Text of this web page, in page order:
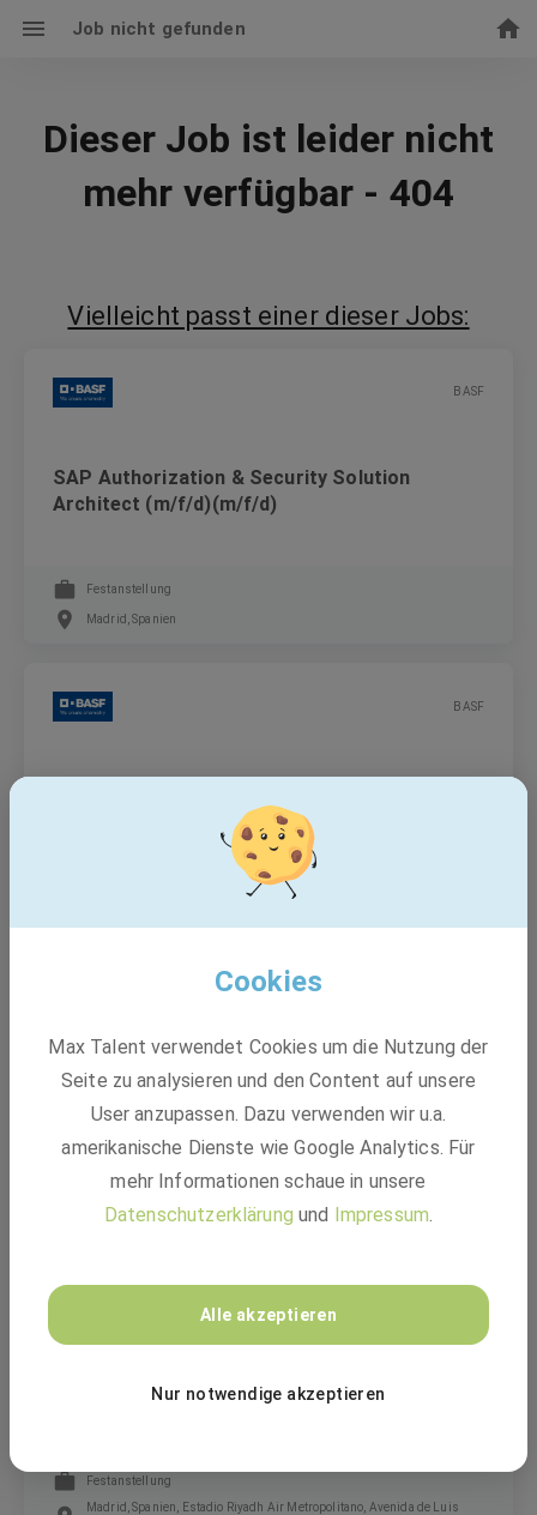
Job nicht gefunden
Dieser Job ist leider nicht
mehr verfügbar - 404
Vielleicht passt einer dieser Jobs:
BASF
SAP Authorization & Security Solution
Architect (m/f/d)(m/f/d)
Festanstellung
Madrid, Spanien
BASF
Business Analyst (m/f/d)
Festanstellung
Madrid, Spanien
AI Data Architect (m/f/d)
Festanstellung
Madrid, Spanien, Estadio Riyadh Air Metropolitano, Avenida de Luis
Cookies
Max Talent verwendet Cookies um die Nutzung der
Seite zu analysieren und den Content auf unsere
User anzupassen. Dazu verwenden wir u.a.
amerikanische Dienste wie Google Analytics. Für
mehr Informationen schaue in unsere
Datenschutzerklärung und Impressum.
Alle akzeptieren
Nur notwendige akzeptieren